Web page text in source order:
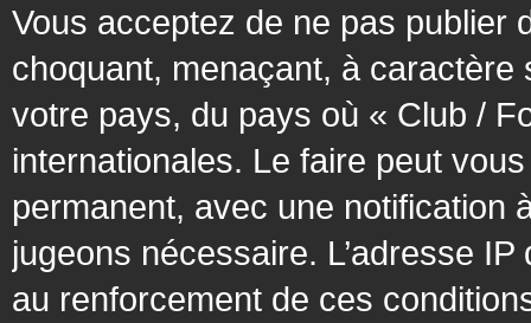
Vous acceptez de ne pas publier
choquant, menaçant, à
votre pays, du pays où « Club /
internationales. Le faire peut
permanent, avec une notification
jugeons nécessaire. L’adresse
au renforcement de ces